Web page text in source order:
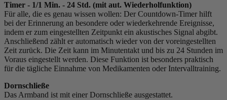
Timer - 1/1 Min. - 24 Std. (mit aut. Wiederholfunktion)
Für alle, die es genau wissen wollen: Der Countdown-Timer hilft
bei der Erinnerung an besondere oder wiederkehrende Ereignisse,
indem er zum eingestellten Zeitpunkt ein akustisches Signal abgibt.
Anschließend zählt er automatisch wieder von der voreingestellten
Zeit zurück. Die Zeit kann im Minutentakt und bis zu 24 Stunden im
Voraus eingestellt werden. Diese Funktion ist besonders praktisch
für die tägliche Einnahme von Medikamenten oder Intervalltraining.
Dornschließe
Das Armband ist mit einer Dornschließe ausgestattet.